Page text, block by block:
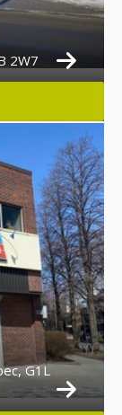
2W7
G1L